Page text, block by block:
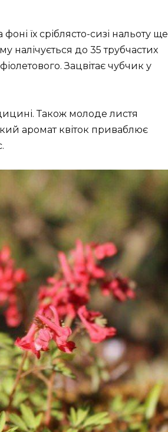
їх сріблясто-сизі нальоту ще
налічується до 35 трубчастих
Зацвітає чубчик у
Також молоде листя
аромат квіток приваблює